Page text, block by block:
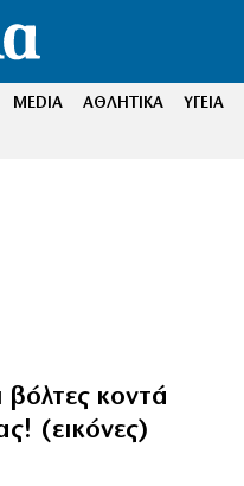
MEDIA ΑΘΛΗΤΙΚΑ ΥΓΕΙΑ
κοντά
(εικόνες)